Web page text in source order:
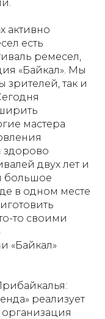
активно
есть
ремесел,
«Байкал». Мы
зрителей, так и
мастера
здорово
двух лет и
большое
в одном месте
то своими
«Байкал»
реализует